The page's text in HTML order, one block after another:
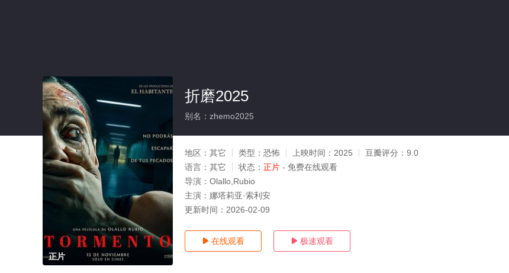
正片
折磨2025
别名：zhemo2025
地区： 其它 类型： 恐怖 上映时间： 2025 豆瓣评分： 9.0
语言： 其它 状态： 正片 - 免费在线观看
导演： Olallo,Rubio
主演： 娜塔莉亚·索利安
更新时间： 2026-02-09
 在线观看  极速观看